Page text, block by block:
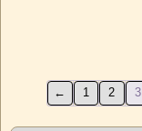
← 1 2 3